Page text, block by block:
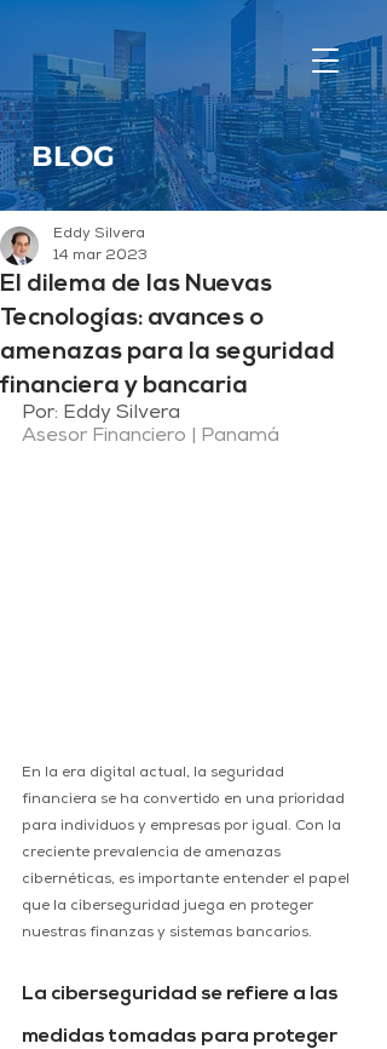
BLOG
El dilema de las Nuevas
Tecnologías: avances o
amenazas para la seguridad
financiera y bancaria
Eddy Silvera
14 mar 2023
Por: Eddy Silvera
Asesor Financiero | Panamá
En la era digital actual, la seguridad
financiera se ha convertido en una prioridad
para individuos y empresas por igual. Con la
creciente prevalencia de amenazas
cibernéticas, es importante entender el papel
que la ciberseguridad juega en proteger
nuestras finanzas y sistemas bancarios.
La ciberseguridad se refiere a las
medidas tomadas para proteger